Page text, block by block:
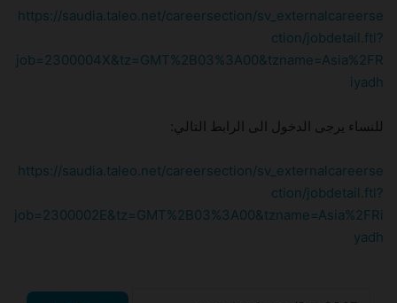
https://saudia.taleo.net/careersection/sv_externalcareerse
ction/jobdetail.ftl?
job=2300004X&tz=GMT%2B03%3A00&tzname=Asia%2FR
iyadh
للنساء يرجى الدخول الى الرابط التالي:
https://saudia.taleo.net/careersection/sv_externalcareerse
ction/jobdetail.ftl?
job=2300002E&tz=GMT%2B03%3A00&tzname=Asia%2FRi
yadh